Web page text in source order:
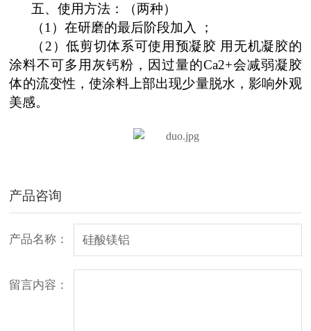
五、使用方法：（两种）
（1）在研磨的最后阶段加入 ；
（2）低剪切体系可使用预凝胶 用无机凝胶的
涂料不可多用灰钙粉，因过量的Ca2+会减弱凝胶
体的流变性，使涂料上部出现少量脱水，影响外观
美感。
产品咨询
产品名称：
留言内容：